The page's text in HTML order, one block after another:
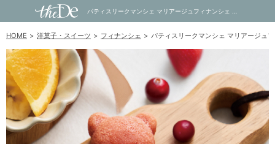
HOME 洋菓子・スイーツ フィナンシェ パティスリークマンシェ マリアージュ